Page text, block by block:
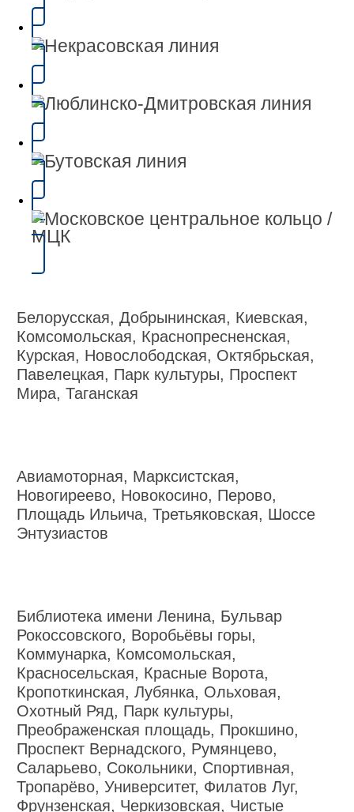
Белорусская, Добрынинская, Киевская,
Комсомольская, Краснопресненская,
Курская, Новослободская, Октябрьская,
Павелецкая, Парк культуры, Проспект
Мира, Таганская
Авиамоторная, Марксистская,
Новогиреево, Новокосино, Перово,
Площадь Ильича, Третьяковская, Шоссе
Энтузиастов
Библиотека имени Ленина, Бульвар
Рокоссовского, Воробьёвы горы,
Коммунарка, Комсомольская,
Красносельская, Красные Ворота,
Кропоткинская, Лубянка, Ольховая,
Охотный Ряд, Парк культуры,
Преображенская площадь, Прокшино,
Проспект Вернадского, Румянцево,
Саларьево, Сокольники, Спортивная,
Тропарёво, Университет, Филатов Луг,
Фрунзенская, Черкизовская, Чистые